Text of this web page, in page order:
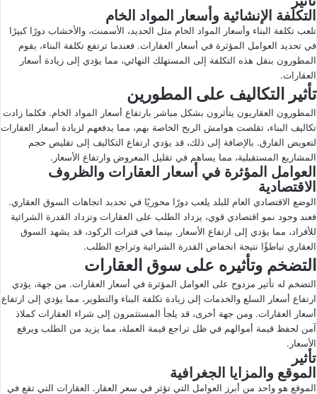
التكلفة الإنشائية وأسعار المواد الخام
تلعب تكلفة البناء وأسعار المواد الخام مثل الحديد، الأسمنت، والأخشاب دورًا كبيرًا
في تحديد العوامل المؤثرة في أسعار العقارات. فعندما ترتفع تكلفة البناء، يقوم
المطورون بنقل هذه التكلفة إلى المستهلك النهائي، مما يؤدي إلى زيادة أسعار
العقارات.
تأثير التكاليف على المطورين
المطورون العقاريون يتأثرون بشكل مباشر بارتفاع أسعار المواد الخام. فكلما زادت
تكاليف البناء، تقلصت هوامش الربح الخاصة بهم، مما يدفعهم لزيادة أسعار العقارات
لتعويض الفارق. بالإضافة إلى ذلك، قد يؤدي ارتفاع التكاليف إلى تقليص حجم
المشاريع المستقبلية، مما يساهم في تقليل المعروض وارتفاع الأسعار.
العوامل المؤثرة في أسعار العقارات والظروف
الاقتصادية
الوضع الاقتصادي العام للبلد يلعب دورًا محوريًا في تحديد اتجاهات السوق العقاري.
فعند وجود نمو اقتصادي قوي، يزداد الطلب على العقارات وتزداد القدرة الشرائية
للأفراد، مما يؤدي إلى ارتفاع الأسعار. بينما في فترات الركود، قد يشهد السوق
العقاري تباطؤًا نتيجة انخفاض القدرة الشرائية وتراجع الطلب.
التضخم وتأثيره على سوق العقارات
التضخم له تأثير مزدوج على العوامل المؤثرة في أسعار العقارات. من جهة، يؤدي
ارتفاع أسعار السلع والخدمات إلى زيادة تكلفة البناء والتطوير، مما يؤدي إلى ارتفاع
أسعار العقارات. ومن جهة أخرى، قد يلجأ المستثمرون إلى شراء العقارات كملاذ
آمن لحفظ قيمة أموالهم في ظل تراجع قيمة العملة، مما يزيد من الطلب ويرفع
الأسعار.
تأثير
الموقع والمزايا الجغرافية
الموقع هو واحد من أبرز العوامل التي تؤثر في سعر العقار. العقارات التي تقع في